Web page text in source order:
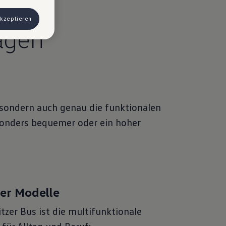
auch genau die funktionalen
bequemer oder ein hoher
Modelle
Bus ist die multifunktionale
können
Co KG,